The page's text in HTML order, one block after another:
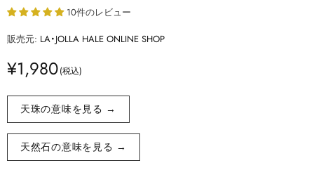
10件のレビュー
販売元: LA・JOLLA HALE ONLINE SHOP
¥1,980
天珠の意味を見る →
天然石の意味を見る →